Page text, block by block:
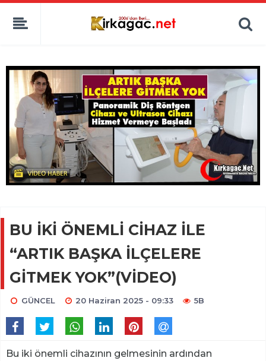
BU İKİ ÖNEMLİ CİHAZ İLE
“ARTIK BAŞKA İLÇELERE
GİTMEK YOK”(VİDEO)
GÜNCEL 20 Haziran 2025 - 09:33 5B
Bu iki önemli cihazının gelmesinin ardından